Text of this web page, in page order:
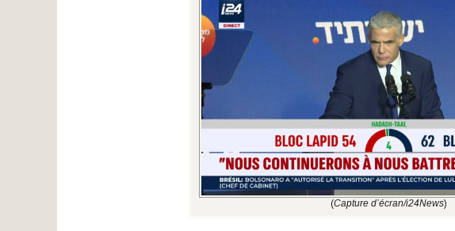
(Capture d’écran/i24News)